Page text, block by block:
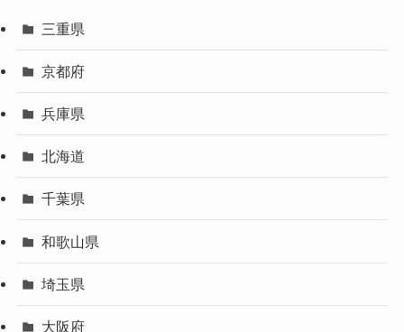
三重県
京都府
兵庫県
北海道
千葉県
和歌山県
埼玉県
大阪府